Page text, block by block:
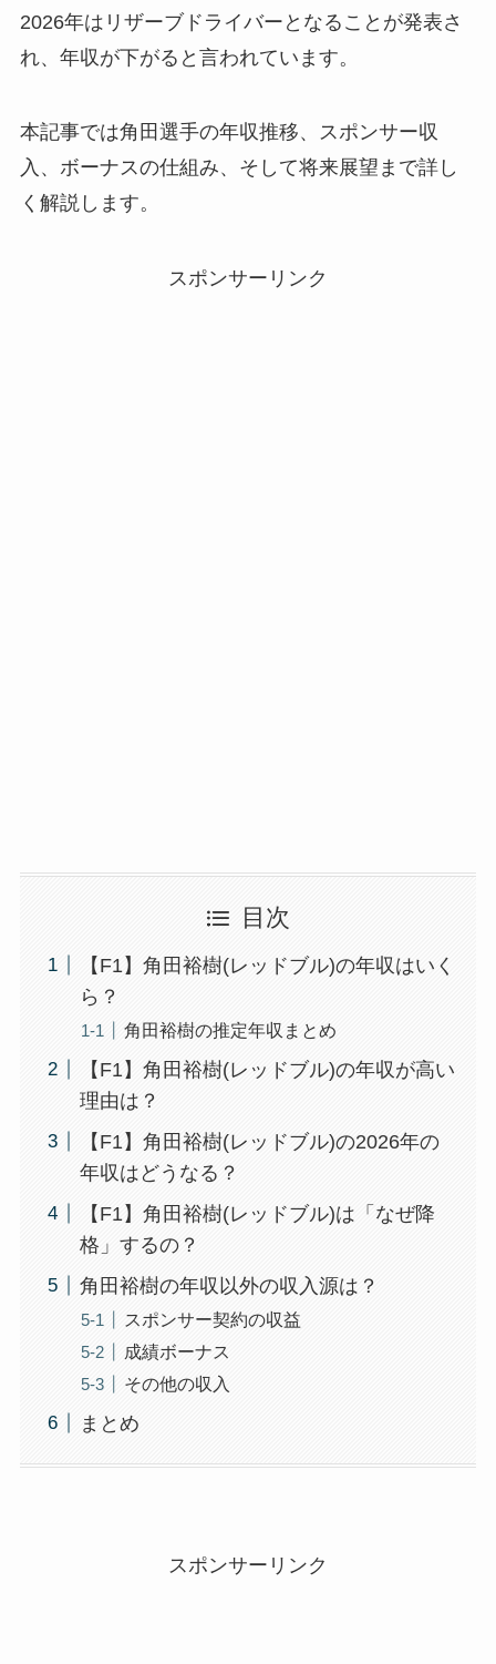
2026年はリザーブドライバーとなることが発表さ
れ、年収が下がると言われています。
本記事では角田選手の年収推移、スポンサー収
入、ボーナスの仕組み、そして将来展望まで詳し
く解説します。
スポンサーリンク
目次
【F1】角田裕樹(レッドブル)の年収はいく
ら？
角田裕樹の推定年収まとめ
【F1】角田裕樹(レッドブル)の年収が高い
理由は？
【F1】角田裕樹(レッドブル)の2026年の
年収はどうなる？
【F1】角田裕樹(レッドブル)は「なぜ降
格」するの？
角田裕樹の年収以外の収入源は？
スポンサー契約の収益
成績ボーナス
その他の収入
まとめ
スポンサーリンク